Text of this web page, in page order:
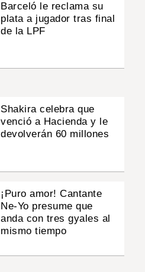
Barceló le reclama su
plata a jugador tras final
de la LPF
Shakira celebra que
venció a Hacienda y le
devolverán 60 millones
¡Puro amor! Cantante
Ne-Yo presume que
anda con tres gyales al
mismo tiempo